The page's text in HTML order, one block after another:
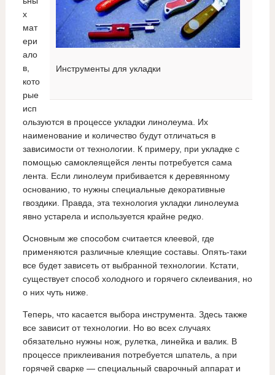
Инструменты для укладки
х
мат
ери
ало
в,
кото
рые
исп
ользуются в процессе укладки линолеума. Их
наименование и количество будут отличаться в
зависимости от технологии. К примеру, при укладке с
помощью самоклеящейся ленты потребуется сама
лента. Если линолеум прибивается к деревянному
основанию, то нужны специальные декоративные
гвоздики. Правда, эта технология укладки линолеума
явно устарела и используется крайне редко.
Основным же способом считается клеевой, где
применяются различные клеящие составы. Опять-таки
все будет зависеть от выбранной технологии. Кстати,
существует способ холодного и горячего склеивания, но
о них чуть ниже.
Теперь, что касается выбора инструмента. Здесь также
все зависит от технологии. Но во всех случаях
обязательно нужны нож, рулетка, линейка и валик. В
процессе приклеивания потребуется шпатель, а при
горячей сварке — специальный сварочный аппарат и